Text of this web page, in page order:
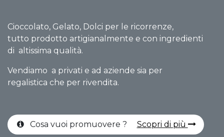
Cioccolato, Gelato, Dolci per le ricorrenze,
tutto prodotto artigianalmente e con ingredienti
di altissima qualità.
Vendiamo a privati e ad aziende sia per
regalistica che per rivendita.
Cosa vuoi promuovere ? Scopri di più